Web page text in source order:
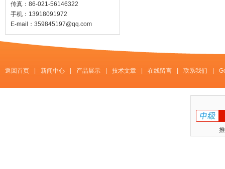
传真：86-021-56146322
手机：13918091972
E-mail： 359845197@qq.com
返回首页 新闻中心 产品展示 技术文章 在线留言 联系我们